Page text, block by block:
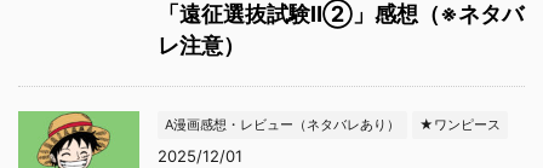
「遠征選抜試験Ⅱ②」感想（※ネタバ
レ注意）
A漫画感想・レビュー（ネタバレあり） ★ワンピース
2025/12/01